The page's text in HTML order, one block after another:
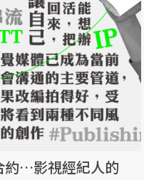
約…影視經紀人的